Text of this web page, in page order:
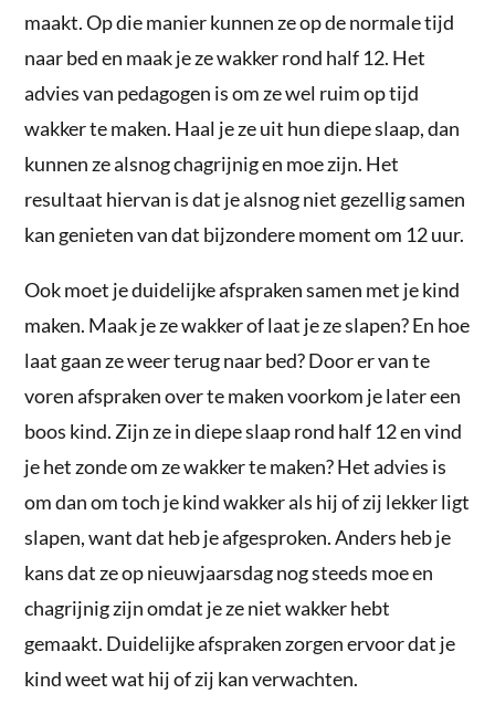
maakt. Op die manier kunnen ze op de normale tijd
naar bed en maak je ze wakker rond half 12. Het
advies van pedagogen is om ze wel ruim op tijd
wakker te maken. Haal je ze uit hun diepe slaap, dan
kunnen ze alsnog chagrijnig en moe zijn. Het
resultaat hiervan is dat je alsnog niet gezellig samen
kan genieten van dat bijzondere moment om 12 uur.
Ook moet je duidelijke afspraken samen met je kind
maken. Maak je ze wakker of laat je ze slapen? En hoe
laat gaan ze weer terug naar bed? Door er van te
voren afspraken over te maken voorkom je later een
boos kind. Zijn ze in diepe slaap rond half 12 en vind
je het zonde om ze wakker te maken? Het advies is
om dan om toch je kind wakker als hij of zij lekker ligt
slapen, want dat heb je afgesproken. Anders heb je
kans dat ze op nieuwjaarsdag nog steeds moe en
chagrijnig zijn omdat je ze niet wakker hebt
gemaakt. Duidelijke afspraken zorgen ervoor dat je
kind weet wat hij of zij kan verwachten.